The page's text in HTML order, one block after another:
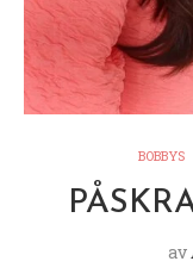
BOBBYS
av